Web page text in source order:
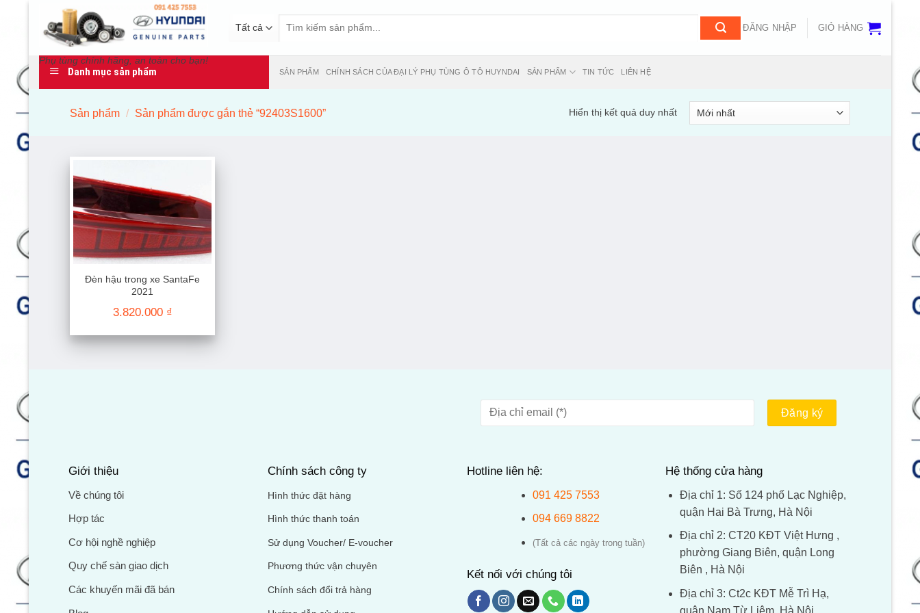
dung
Phụ tùng chính hãng, an toàn cho bạn!
kiếm:
ĐĂNG NHẬP GIỎ HÀNG
Danh mục sản phẩm SẢN PHẨM CHÍNH SÁCH CỦA ĐẠI LÝ PHỤ TÙNG Ô TÔ HUYNDAI SẢN PHẨM TIN TỨC LIÊN HỆ
Sản phẩm / Sản phẩm được gắn thẻ “92403S1600” Hiển thị kết quả duy nhất
Đèn hậu trong xe SantaFe
2021
3.820.000 ₫
Giới thiệu
Về chúng tôi
Hợp tác
Cơ hội nghề nghiệp
Quy chế sàn giao dịch
Các khuyến mãi đã bán
Chính sách công ty
Hình thức đặt hàng
Hình thức thanh toán
Sử dụng Voucher/ E-voucher
Phương thức vận chuyên
Chính sách đổi trả hàng
Hotline liên hệ:
091 425 7553
094 669 8822
(Tất cả các ngày trong tuần)
Kết nối với chúng tôi
Hệ thống cửa hàng
Địa chỉ 1: Số 124 phố Lạc Nghiệp,
quận Hai Bà Trưng, Hà Nội
Địa chỉ 2: CT20 KĐT Việt Hưng ,
phường Giang Biên, quận Long
Biên , Hà Nội
Địa chỉ 3: Ct2c KĐT Mễ Trì Hạ,
quận Nam Từ Liêm, Hà Nội